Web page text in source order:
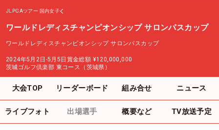
JLPGAツアー 国内女子
ワールドレディスチャンピオンシップ サロンパスカップ
ワールドレディスチャンピオンシップ サロンパスカップ
2024年5月2日-5月5日 賞金総額 ¥120,000,000
茨城ゴルフ倶楽部 東コース（茨城県）
大会TOP リーダーボード 組み合せ ニュース
ライブフォト 出場選手 概要など TV放送予定